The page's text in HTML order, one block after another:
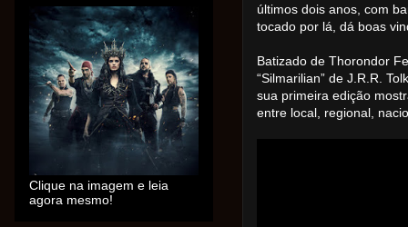
últimos dois anos, com
tocado por lá, dá boas
Batizado de Thorondor
“Silmarilian” de J.R.R.
sua primeira edição
entre local, regional,
Clique na imagem e leia
agora mesmo!